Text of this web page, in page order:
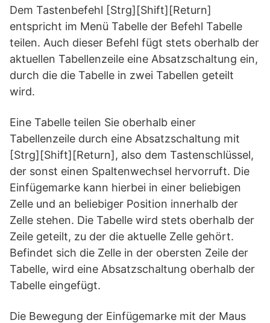
Dem Tastenbefehl [Strg][Shift][Return]
entspricht im Menü Tabelle der Befehl Tabelle
teilen. Auch dieser Befehl fügt stets oberhalb der
aktuellen Tabellenzeile eine Absatzschaltung ein,
durch die die Tabelle in zwei Tabellen geteilt
wird.
Eine Tabelle teilen Sie oberhalb einer
Tabellenzeile durch eine Absatzschaltung mit
[Strg][Shift][Return], also dem Tastenschlüssel,
der sonst einen Spaltenwechsel hervorruft. Die
Einfügemarke kann hierbei in einer beliebigen
Zelle und an beliebiger Position innerhalb der
Zelle stehen. Die Tabelle wird stets oberhalb der
Zeile geteilt, zu der die aktuelle Zelle gehört.
Befindet sich die Zelle in der obersten Zeile der
Tabelle, wird eine Absatzschaltung oberhalb der
Tabelle eingefügt.
Die Bewegung der Einfügemarke mit der Maus